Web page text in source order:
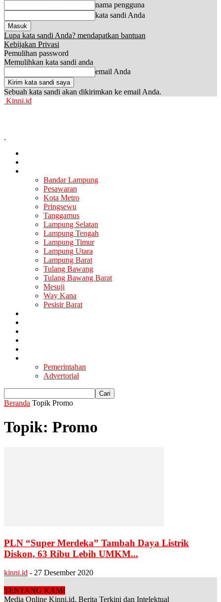
nama pengguna
kata sandi Anda
Lupa kata sandi Anda? mendapatkan bantuan
Kebijakan Privasi
Pemulihan password
Memulihkan kata sandi anda
email Anda
Sebuah kata sandi akan dikirimkan ke email Anda.
Kinni.id
Bandar Lampung
Pesawaran
Kota Metro
Pringsewu
Tanggamus
Lampung Selatan
Lampung Tengah
Lampung Timur
Lampung Utara
Lampung Barat
Tulang Bawang
Tulang Bawang Barat
Mesuji
Way Kana
Pesisir Barat
Pemerintahan
Advertorial
Beranda Topik Promo
Topik: Promo
PLN “Super Merdeka” Tambah Daya Listrik
Diskon, 63 Ribu Lebih UMKM...
kinni.id - 27 Desember 2020
TENTANG KAMI
Media Online Kinni.id, Berita Terkini dan Intelektual